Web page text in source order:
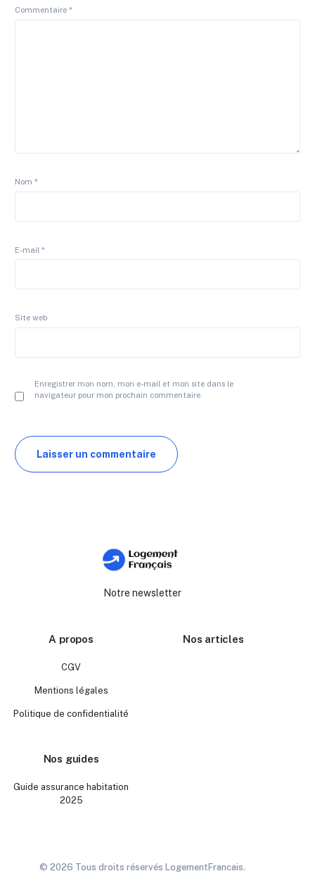
Commentaire*
Nom*
E-mail*
Site web
Enregistrer mon nom, mon e-mail et mon site dans le
navigateur pour mon prochain commentaire.
Notre newsletter
A propos
CGV
Mentions légales
Politique de confidentialité
Nos articles
Nos guides
Guide assurance habitation
2025
© 2026 Tous droits réservés LogementFrancais.